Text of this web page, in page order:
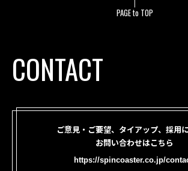
PAGE to TOP
CONTACT
ご意見・ご要望、タイアップ、採用
お問い合わせはこちら
https://spincoaster.co.jp/